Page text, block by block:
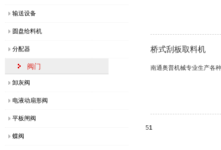
桥式刮板取料机
南通奥普机械专业生产各
51
输送设备
圆盘给料机
分配器
阀门
卸灰阀
电液动扇形阀
平板闸阀
蝶阀